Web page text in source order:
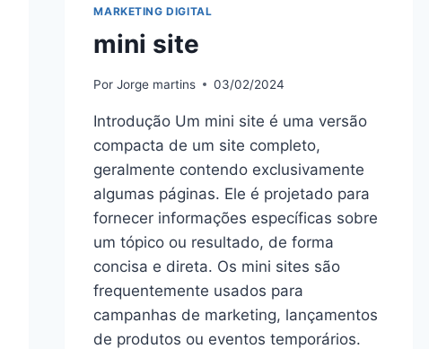
MARKETING DIGITAL
mini site
Por Jorge martins 03/02/2024
Introdução Um mini site é uma versão
compacta de um site completo,
geralmente contendo exclusivamente
algumas páginas. Ele é projetado para
fornecer informações específicas sobre
um tópico ou resultado, de forma
concisa e direta. Os mini sites são
frequentemente usados para
campanhas de marketing, lançamentos
de produtos ou eventos temporários.